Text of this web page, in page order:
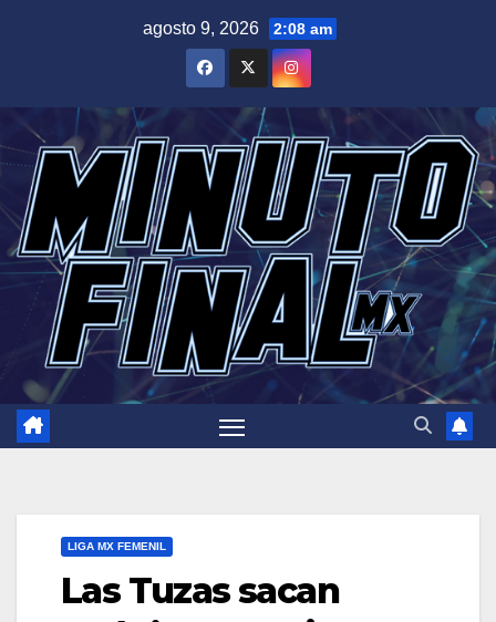
agosto 9, 2026 2:08 am
LIGA MX FEMENIL
Las Tuzas sacan